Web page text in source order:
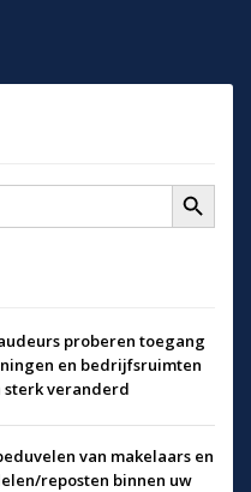
Zoekknop
proberen toegang
en bedrijfsruimten
sterk veranderd
van makelaars en
reposten binnen uw